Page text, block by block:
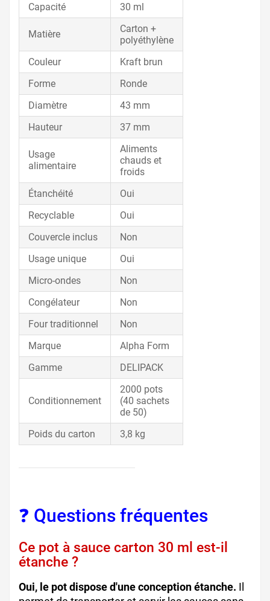
Capacité
30 ml
Matière
Carton +
polyéthylène
Couleur
Kraft brun
Forme
Ronde
Diamètre
43 mm
Hauteur
37 mm
Usage
alimentaire
Aliments
chauds et
froids
Étanchéité
Oui
Recyclable
Oui
Couvercle inclus
Non
Usage unique
Oui
Micro-ondes
Non
Congélateur
Non
Four traditionnel
Non
Marque
Alpha Form
Gamme
DELIPACK
Conditionnement
2000 pots
(40 sachets
de 50)
Poids du carton
3,8 kg
❓ Questions fréquentes
Ce pot à sauce carton 30 ml est-il
étanche ?
Oui, le pot dispose d'une conception étanche. Il